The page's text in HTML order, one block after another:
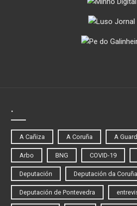
.
A Cañiza A Coruña A
Arbo BNG COVID-19
Deputación Deputación da Coruña
Deputación de Pontevedra